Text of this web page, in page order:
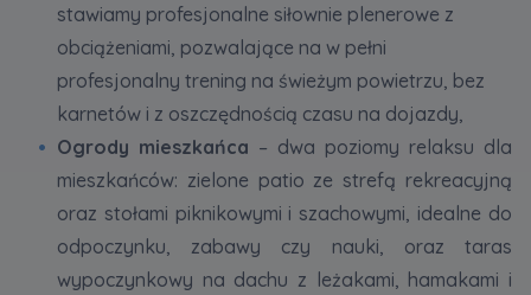
stawiamy profesjonalne siłownie plenerowe z
obciążeniami, pozwalające na w pełni
profesjonalny trening na świeżym powietrzu, bez
karnetów i z oszczędnością czasu na dojazdy,
Ogrody mieszkańca – dwa poziomy relaksu dla
mieszkańców: zielone patio ze strefą rekreacyjną
oraz stołami piknikowymi i szachowymi, idealne do
odpoczynku, zabawy czy nauki, oraz taras
wypoczynkowy na dachu z leżakami, hamakami i